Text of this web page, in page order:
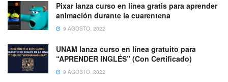
Pixar lanza curso en línea gratis para aprender
animación durante la cuarentena
9 AGOSTO, 2022
UNAM lanza curso en línea gratuito para
“APRENDER INGLÉS” (Con Certificado)
9 AGOSTO, 2022